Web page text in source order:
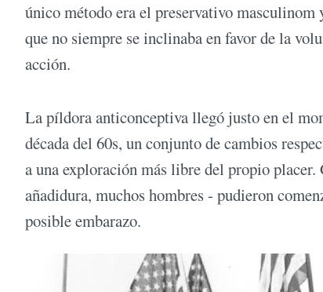
único método era el preservativo
que no siempre se inclinaba en favor de la
acción.
La píldora anticonceptiva llegó justo en el
década del 60s, un conjunto de cambios
a una exploración más libre del propio
añadidura, muchos hombres - pudieron
posible embarazo.